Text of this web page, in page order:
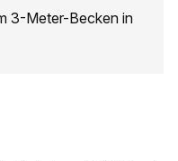
3-Meter-Becken in